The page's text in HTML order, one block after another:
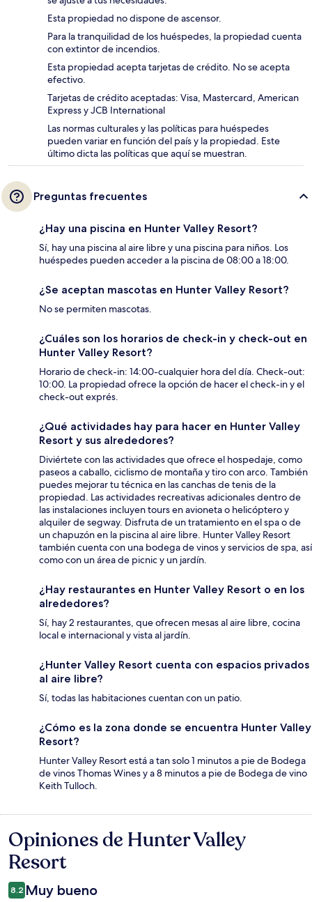
Esta propiedad no dispone de ascensor.
Para la tranquilidad de los huéspedes, la propiedad cuenta
con extintor de incendios.
Esta propiedad acepta tarjetas de crédito. No se acepta
efectivo.
Tarjetas de crédito aceptadas: Visa, Mastercard, American
Express y JCB International
Las normas culturales y las políticas para huéspedes
pueden variar en función del país y la propiedad. Este
último dicta las políticas que aquí se muestran.
Preguntas frecuentes
¿Hay una piscina en Hunter Valley Resort?
Sí, hay una piscina al aire libre y una piscina para niños. Los
huéspedes pueden acceder a la piscina de 08:00 a 18:00.
¿Se aceptan mascotas en Hunter Valley Resort?
No se permiten mascotas.
¿Cuáles son los horarios de check-in y check-out en
Hunter Valley Resort?
Horario de check-in: 14:00-cualquier hora del día. Check-out:
10:00. La propiedad ofrece la opción de hacer el check-in y el
check-out exprés.
¿Qué actividades hay para hacer en Hunter Valley
Resort y sus alrededores?
Diviértete con las actividades que ofrece el hospedaje, como
paseos a caballo, ciclismo de montaña y tiro con arco. También
puedes mejorar tu técnica en las canchas de tenis de la
propiedad. Las actividades recreativas adicionales dentro de
las instalaciones incluyen tours en avioneta o helicóptero y
alquiler de segway. Disfruta de un tratamiento en el spa o de
un chapuzón en la piscina al aire libre. Hunter Valley Resort
también cuenta con una bodega de vinos y servicios de spa, así
como con un área de picnic y un jardín.
¿Hay restaurantes en Hunter Valley Resort o en los
alrededores?
Sí, hay 2 restaurantes, que ofrecen mesas al aire libre, cocina
local e internacional y vista al jardín.
¿Hunter Valley Resort cuenta con espacios privados
al aire libre?
Sí, todas las habitaciones cuentan con un patio.
¿Cómo es la zona donde se encuentra Hunter Valley
Resort?
Hunter Valley Resort está a tan solo 1 minutos a pie de Bodega
de vinos Thomas Wines y a 8 minutos a pie de Bodega de vino
Keith Tulloch.
Opiniones
Opiniones de Hunter Valley
Resort
8.2 Muy bueno